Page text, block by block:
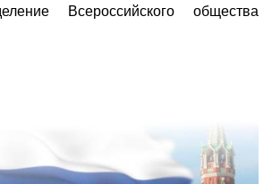
Всероссийского общества